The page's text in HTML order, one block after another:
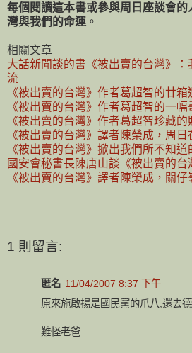
每個閱讀這本書或參與周日座談會的
灣與我們的命運 。
相關文章
大話新聞談的書《被出賣的台灣》
流
《被出賣的台灣》作者葛超智的廿箱
《被出賣的台灣》作者葛超智的一幅
《被出賣的台灣》作者葛超智珍藏
《被出賣的台灣》譯者陳榮成，周
《被出賣的台灣》掀出我們所不知
國安會秘書長陳唐山談《被出賣的台
《被出賣的台灣》譯者陳榮成，關
1 則留言:
匿名 11/04/2007 8:37 下午
原來施啟揚是國民黨的爪八,還去
難怪老爸